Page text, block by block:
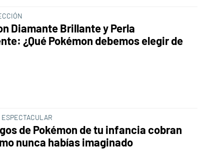
Diamante Brillante y Perla
¿Qué Pokémon debemos elegir de
de Pokémon de tu infancia cobran
nunca habías imaginado